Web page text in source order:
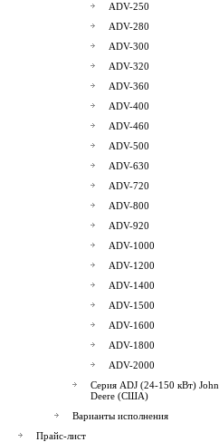
ADV-250
ADV-280
ADV-300
ADV-320
ADV-360
ADV-400
ADV-460
ADV-500
ADV-630
ADV-720
ADV-800
ADV-920
ADV-1000
ADV-1200
ADV-1400
ADV-1500
ADV-1600
ADV-1800
ADV-2000
Серия ADJ (24-150 кВт) John
Deere (США)
Варианты исполнения
Прайс-лист